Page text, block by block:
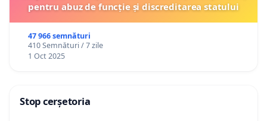
pentru abuz de funcție și discreditarea statului
47 966 semnături
410 Semnături / 7 zile
1 Oct 2025
Stop cerșetoria